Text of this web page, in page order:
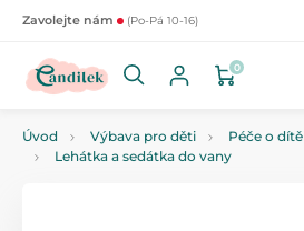
Zavolejte nám (Po-Pá 10-16)
0
Úvod Výbava pro děti
Péče o dítě
Lehátka a sedátka do vany